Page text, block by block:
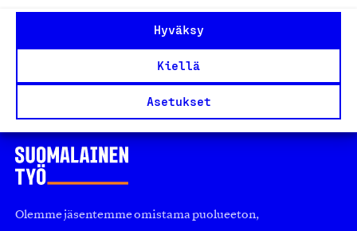
Hyväksy
Kiellä
Asetukset
12
Olemme jäsentemme omistama puolueeton,